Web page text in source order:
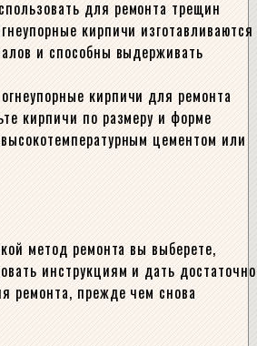
для ремонта трещин
кирпичи изготавливаются
и способны выдерживать
кирпичи для ремонта
кирпичи по размеру и форме
цементом или
метод ремонта вы выберете,
инструкциям и дать достаточно
ремонта, прежде чем снова